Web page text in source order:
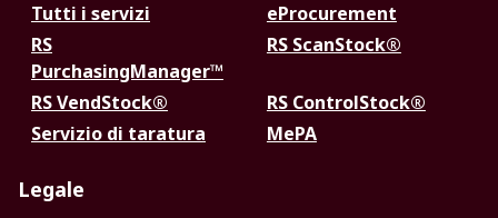
Tutti i servizi
eProcurement
RS
PurchasingManager™
RS ScanStock®
RS VendStock®
RS ControlStock®
Servizio di taratura
MePA
Legale